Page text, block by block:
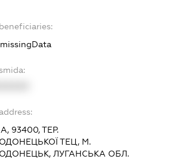
93400, ТЕР.
ТЕЦ, М.
ЛУГАНСЬКА ОБЛ.